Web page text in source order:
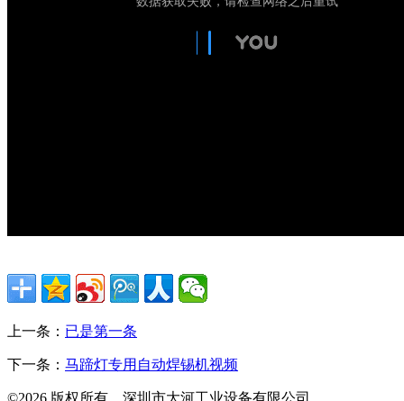
上一条： 已是第一条
下一条： 马蹄灯专用自动焊锡机视频
©2026 版权所有 深圳市大河工业设备有限公司